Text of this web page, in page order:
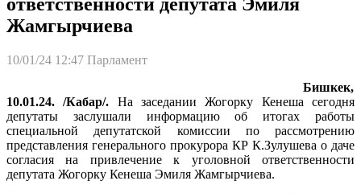
Жамгырчиева
10/01/24 12:47 Парламент
Бишкек,
10.01.24. /Кабар/. На заседании Жогорку Кенеша сегодня
депутаты заслушали информацию об итогах работы
специальной депутатской комиссии по рассмотрению
представления генерального прокурора КР К.Зулушева о даче
согласия на привлечение к уголовной ответственности
депутата Жогорку Кенеша Эмиля Жамгырчиева.